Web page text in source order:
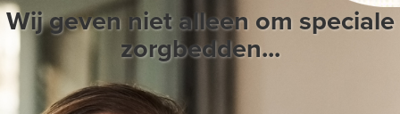
Wij geven niet alleen om speciale
zorgbedden...